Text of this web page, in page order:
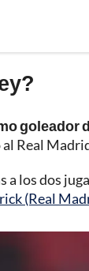
goleador
Real
los dos
(Real